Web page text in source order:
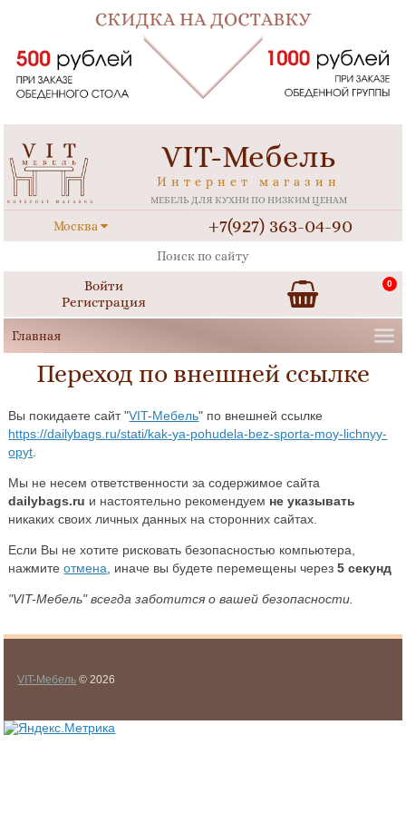
VIT-Мебель
Интернет магазин
МЕБЕЛЬ ДЛЯ КУХНИ ПО НИЗКИМ ЦЕНАМ
Москва +7(927) 363-04-90
Войти
Регистрация
0
Переход по внешней ссылке
Вы покидаете сайт "VIT-Мебель" по внешней ссылке
https://dailybags.ru/stati/kak-ya-pohudela-bez-sporta-moy-lichnyy-
opyt
Мы не несем ответственности за содержимое сайта
dailybags.ru и настоятельно рекомендуем не указывать
никаких своих личных данных на сторонних сайтах.
Если Вы не хотите рисковать безопасностью компьютера,
нажмитеотмена , иначе вы будете перемещены через5 секунд
"VIT-Мебель" всегда заботится о вашей безопасности.
VIT-Мебель © 2026